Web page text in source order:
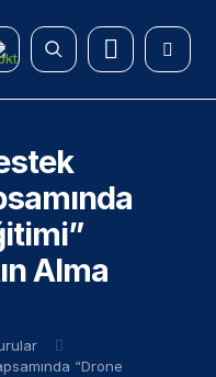
Alma
“Drone